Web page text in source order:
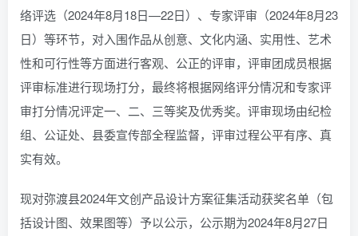
络评选（2024年8月18日—22日）、专家评审（2024年8月23
日）等环节，对入围作品从创意、文化内涵、实用性、艺术
性和可行性等方面进行客观、公正的评审，评审团成员根据
评审标准进行现场打分，最终将根据网络评分情况和专家评
审打分情况评定一、二、三等奖及优秀奖。评审现场由纪检
组、公证处、县委宣传部全程监督，评审过程公平有序、真
实有效。
现对弥渡县2024年文创产品设计方案征集活动获奖名单（包
括设计图、效果图等）予以公示，公示期为2024年8月27日